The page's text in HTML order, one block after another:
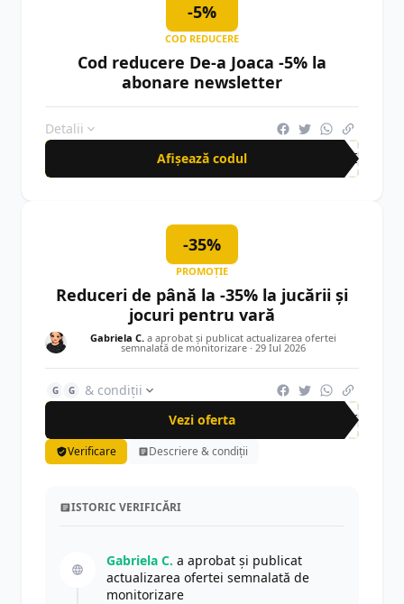
-5%
COD REDUCERE
Cod reducere De-a Joaca -5% la
abonare newsletter
Detalii
Afișează codul
VRE
-35%
PROMOȚIE
Reduceri de până la -35% la jucării și
jocuri pentru vară
Gabriela C.a aprobat și publicat actualizarea ofertei
semnalată de monitorizare · 29 Iul 2026
G G
& condiții
Vezi oferta
-35%
Verificare Descriere & condiții
ISTORIC VERIFICĂRI
Gabriela C. a aprobat și publicat
actualizarea ofertei semnalată de
monitorizare